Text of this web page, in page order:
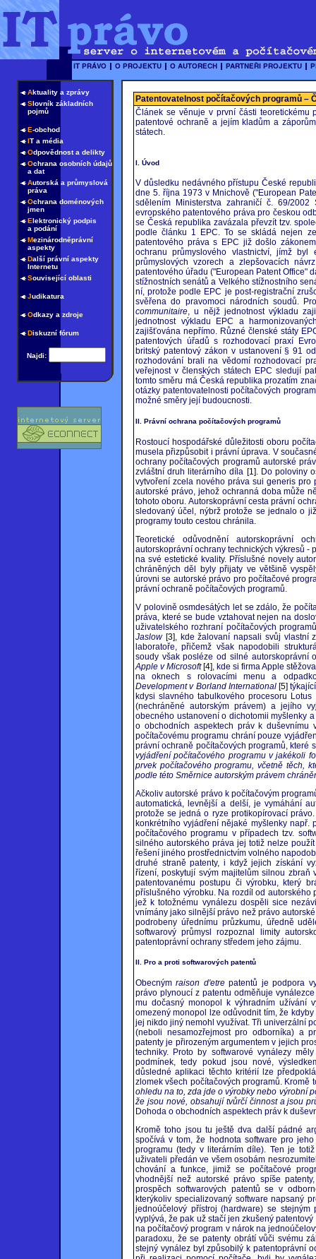
Aktuality a zprávy
Slovník základních
pojmů
E-obchod
IT a média
Odpovědnost a delikty
Ochrana osobních údajů
a dat
Autorská a průmyslová
práva
Ochrana doménových
jmen
Elektronický podpis
a podání
Mezinárodněprávní
aspekty
Další právní aspekty
Internetu
Související oblasti
Judikatura
Odkazy a zdroje
Diskuzní fórum
Najdi:
Patentovatelnost počítačových programů –
Článek se věnuje v první části teoretickému
patentové ochraně a jejím kladům a
státech.
I. Úvod
V důsledku nedávného přístupu České
dne 5. října 1973 v Mnichově ("European
sdělením Ministerstva zahraničí č. 69/
evropského patentového práva pro českou
se Česká republika zavázala převzít tzv.
podle článku 1 EPC. To se skládá nejen
patentového práva s EPC již došlo
ochranu průmyslového vlastnictví, jímž
průmyslových vzorech a zlepšovacích
patentového úřadu ("European Patent Office"
stížnostních senátů a Velkého stížnostního
ní, protože podle EPC je post-registrační
svěřena do pravomoci národních soudů.
communitaire, u nějž jednotnost výkladu
jednotnost výkladu EPC a
zajišťována nepřímo. Různé členské státy
patentových úřadů s rozhodovací praxí
britský patentový zákon v ustanovení § 91
rozhodování brali na vědomí rozhodovací
veřejnost v členských státech EPC sledují
tomto směru má Česká republika prozatím
otázky patentovatelnosti počítačových
možné směry její budoucnosti.
II. Právní ochrana počítačových programů
Rostoucí hospodářské důležitosti oboru
musela přizpůsobit i právní úprava. V
ochrany počítačových programů autorské
zvláštní druh literárního díla [1]. Do poloviny
vytvoření zcela nového práva sui generis
autorské právo, jehož ochranná doba může
tohoto oboru. Autorskoprávní cesta právní
sledovaný účel, nýbrž protože se jednalo o
programy touto cestou chránila.
Teoretické odůvodnění autorskoprávní
autorskoprávní ochrany technických výkresů
na své estetické kvality. Příslušné novely
chráněných děl byly přijaty ve většině
úrovni se autorské právo pro počítačové
právní ochraně počítačových programů.
V polovině osmdesátých let se zdálo, že
práva, které se bude vztahovat nejen na
uživatelského rozhraní počítačových
Jaslow[3], kde žalovaní napsali svůj vlastní
laboratoře, přičemž však napodobili
soudy však posléze od silné autorskoprávní
Apple v Microsoft[4] , kde si firma Apple
na oknech s rolovacími menu a
Development v Borland International[5]
kdysi slavného tabulkového procesoru
(nechráněné autorským právem) a jejího
obecného ustanovení o dichotomii myšlenky
o obchodních aspektech práv k duševnímu
počítačovému programu chrání pouze
právní ochraně počítačových programů, které
vyjádření počítačového programu v jakékoli
prvek počítačového programu, včetně těch,
podle této Směrnice autorským právem
Ačkoliv autorské právo k počítačovým
automatická, levnější a delší, je vymáhání
protože se jedná o ryze protikopírovací
konkrétního vyjádření nějaké myšlenky např.
počítačového programu v případech tzv.
silného autorského práva jej totiž nelze
řešení jiného prostřednictvím volného
druhé straně patenty, i když jejich získání
řízení, poskytují svým majitelům silnou
patentovanému postupu či výrobku, který
příslušného výrobku. Na rozdíl od
jež k totožnému vynálezu dospěli sice
vnímány jako silnější právo než právo
podrobeny úřednímu průzkumu, úředně
softwarový průmysl rozpoznal limity
patentoprávní ochrany středem jeho zájmu.
II. Pro a proti softwarových patentů
Obecnýmraison d'etrepatentů je podpora
právo plynoucí z patentu odměňuje
mu dočasný monopol k výhradním užívání
omezený monopol lze odůvodnit tím, že
jej nikdo jiný nemohl využívat. Tři univerzální
(neboli nesamozřejmost pro odborníka) a
patenty je přirozeným argumentem v jejich
techniky. Proto by softwarové vynálezy
podmínek, tedy pokud jsou nové,
důsledné aplikaci těchto kritérií lze
zlomek všech počítačových programů. Kromě
ohledu na to, zda jde o výrobky nebo výrobní
že jsou nové, obsahují tvůrčí činnost a jsou
Dohoda o obchodních aspektech práv k
Kromě toho jsou tu ještě dva další pádné
spočívá v tom, že hodnota software pro
programu (tedy v literárním díle). Ten je
uživateli předán ve všem osobám
chování a funkce, jimiž se počítačové
vhodnější než autorské právo spíše
prospěch softwarových patentů se v
kterýkoliv specializovaný software napsaný
jednoúčelový přístroj (hardware) se stejným
vyplývá, že pak už stačí jen zkušený
na počítačový program v nárok na
paradoxu, že se patenty obrátí vůči svému
stejný vynález byl způsobilý k patentoprávní